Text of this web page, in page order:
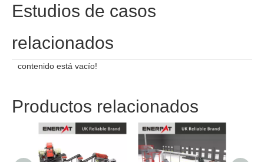
Estudios de casos
relacionados
contenido está vacío!
Productos relacionados